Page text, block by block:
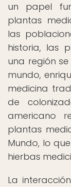
un papel
plantas
las
historia, las
una región
mundo,
medicina
de
americano
plantas
Mundo, lo
hierbas
La